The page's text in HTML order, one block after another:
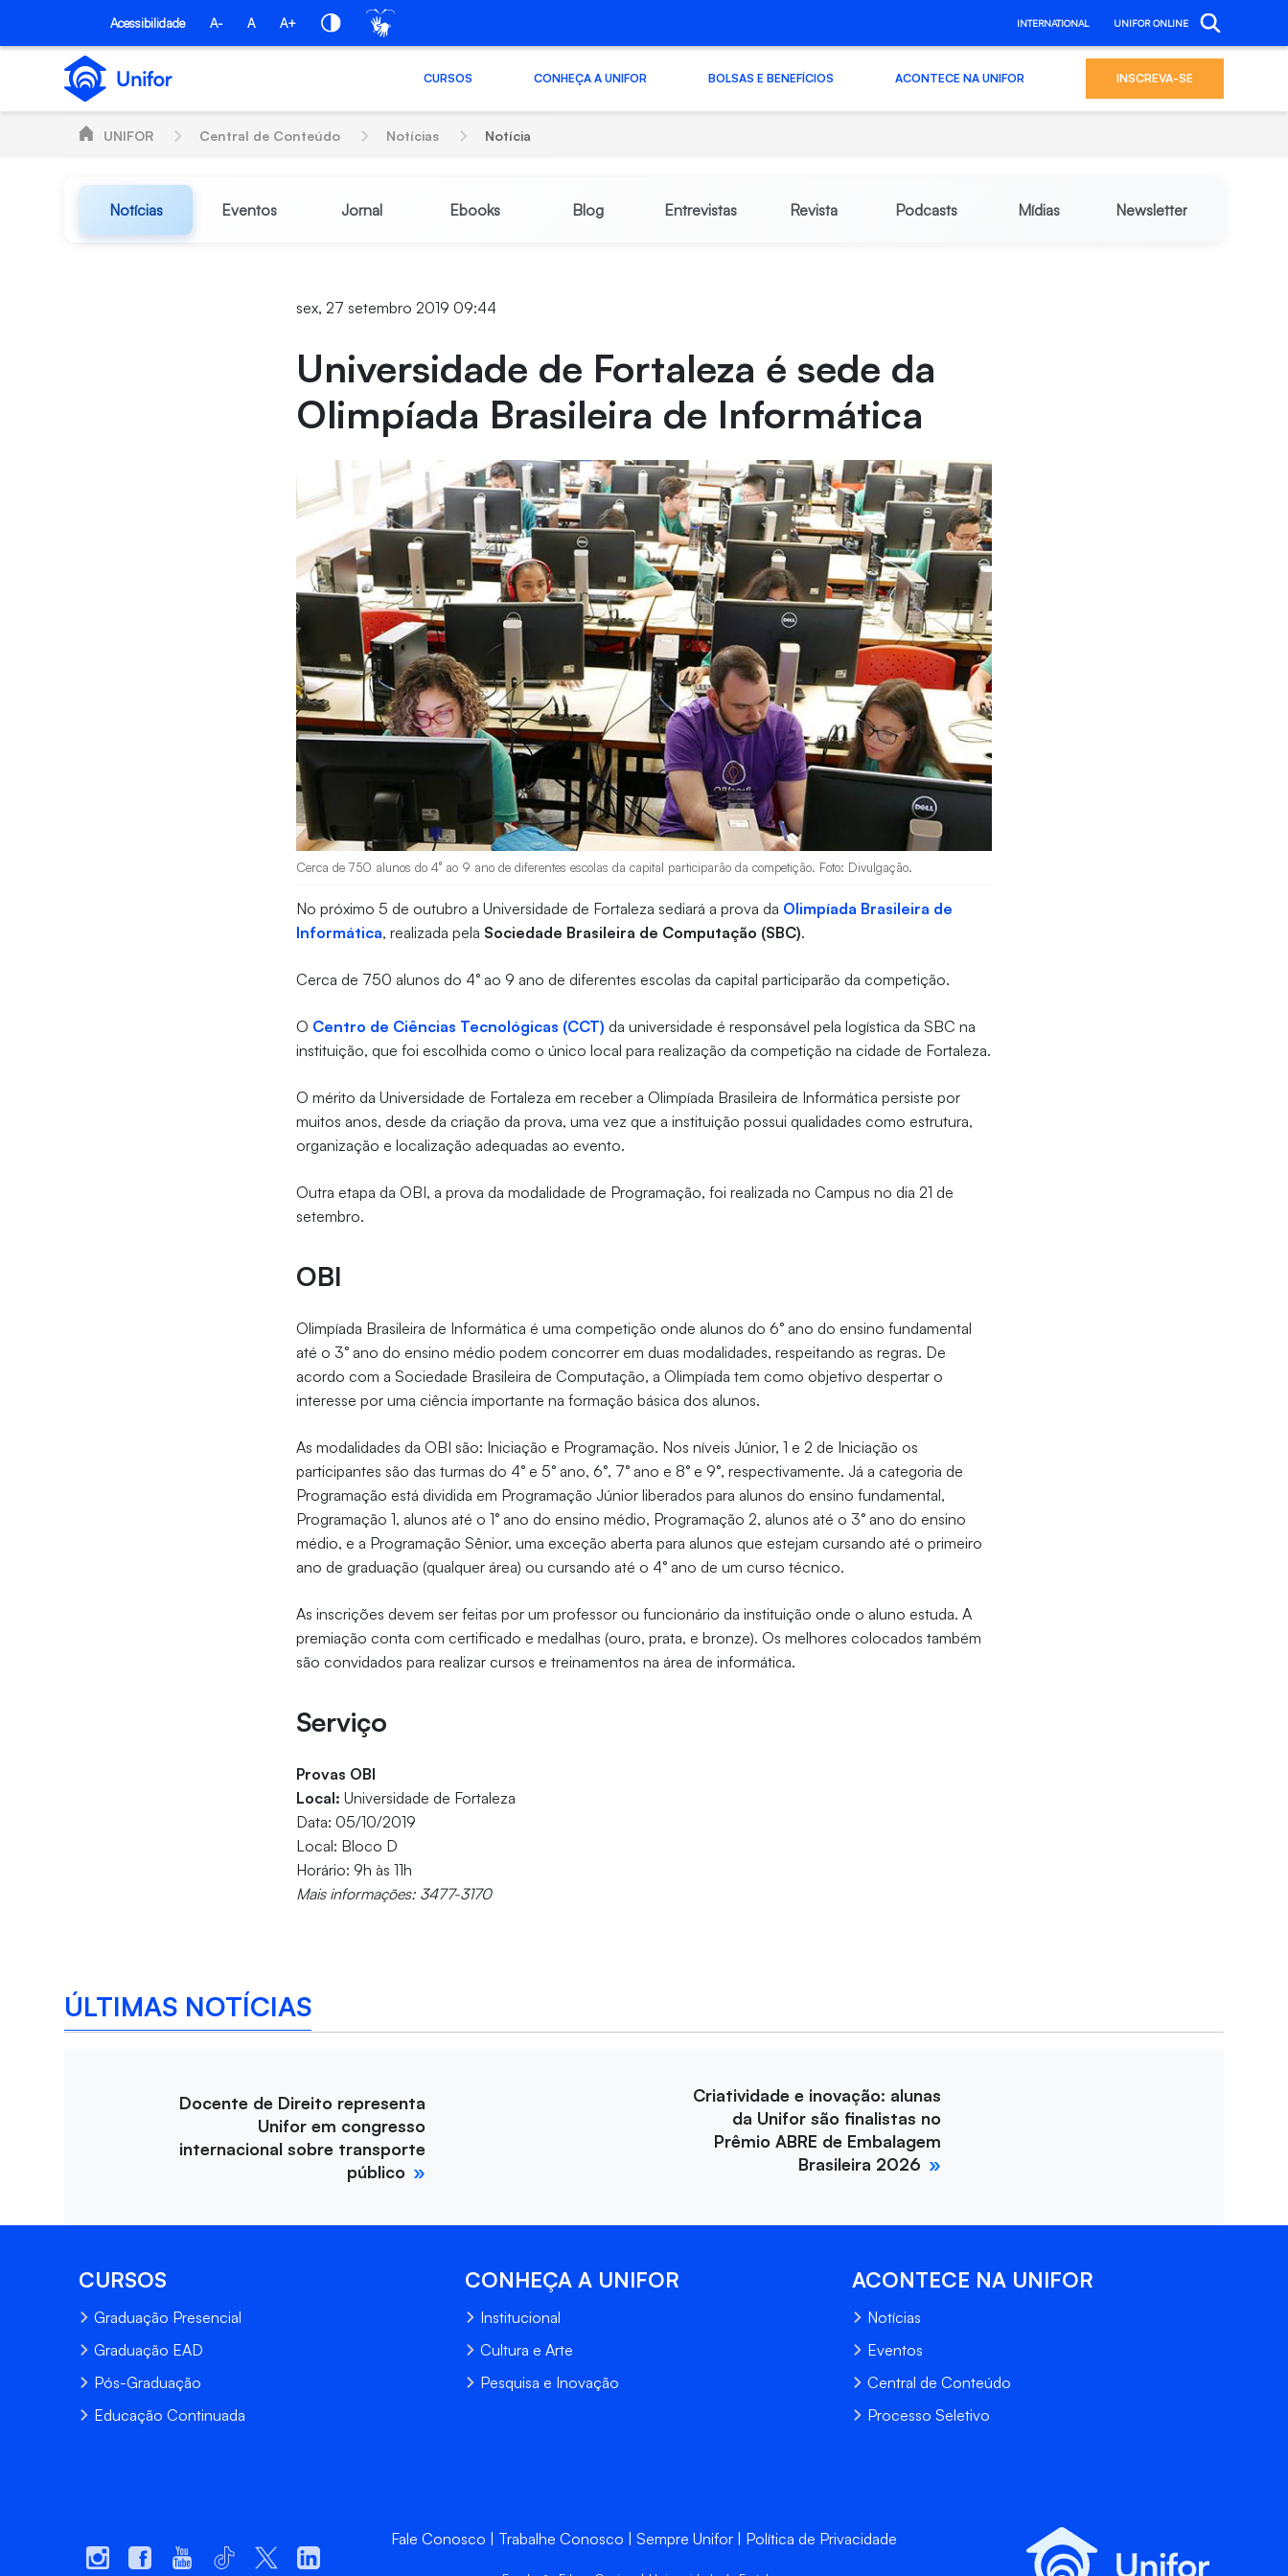
Pular para o Conteúdo principal
Acessibilidade A- A A+ INTERNATIONAL UNIFOR ONLINE
CURSOS CONHEÇA A UNIFOR BOLSAS E BENEFÍCIOS ACONTECE NA UNIFOR INSCREVA-SE
UNIFOR Central de Conteúdo Notícias Notícia
Notícias Eventos Jornal Ebooks Blog Entrevistas Revista Podcasts Mídias Newsletter
sex, 27 setembro 2019 09:44
Universidade de Fortaleza é sede da
Olimpíada Brasileira de Informática
Cerca de 750 alunos do 4° ao 9 ano de diferentes escolas da capital participarão da competição. Foto: Divulgação.
No próximo 5 de outubro a Universidade de Fortaleza sediará a prova da Olimpíada Brasileira de
Informática, realizada pela Sociedade Brasileira de Computação (SBC).
Cerca de 750 alunos do 4° ao 9 ano de diferentes escolas da capital participarão da competição.
O Centro de Ciências Tecnológicas (CCT) da universidade é responsável pela logística da SBC na
instituição, que foi escolhida como o único local para realização da competição na cidade de Fortaleza.
O mérito da Universidade de Fortaleza em receber a Olimpíada Brasileira de Informática persiste por
muitos anos, desde da criação da prova, uma vez que a instituição possui qualidades como estrutura,
organização e localização adequadas ao evento.
Outra etapa da OBI, a prova da modalidade de Programação, foi realizada no Campus no dia 21 de
setembro.
OBI
Olimpíada Brasileira de Informática é uma competição onde alunos do 6° ano do ensino fundamental
até o 3° ano do ensino médio podem concorrer em duas modalidades, respeitando as regras. De
acordo com a Sociedade Brasileira de Computação, a Olimpíada tem como objetivo despertar o
interesse por uma ciência importante na formação básica dos alunos.
As modalidades da OBI são: Iniciação e Programação. Nos níveis Júnior, 1 e 2 de Iniciação os
participantes são das turmas do 4° e 5° ano, 6°, 7° ano e 8° e 9°, respectivamente. Já a categoria de
Programação está dividida em Programação Júnior liberados para alunos do ensino fundamental,
Programação 1, alunos até o 1° ano do ensino médio, Programação 2, alunos até o 3° ano do ensino
médio, e a Programação Sênior, uma exceção aberta para alunos que estejam cursando até o primeiro
ano de graduação (qualquer área) ou cursando até o 4° ano de um curso técnico.
As inscrições devem ser feitas por um professor ou funcionário da instituição onde o aluno estuda. A
premiação conta com certificado e medalhas (ouro, prata, e bronze). Os melhores colocados também
são convidados para realizar cursos e treinamentos na área de informática.
Serviço
Provas OBI
Local: Universidade de Fortaleza
Data: 05/10/2019
Local: Bloco D
Horário: 9h às 11h
Mais informações: 3477-3170
ÚLTIMAS NOTÍCIAS
Docente de Direito representa
Unifor em congresso
internacional sobre transporte
público
Criatividade e inovação: alunas
da Unifor são finalistas no
Prêmio ABRE de Embalagem
Brasileira 2026
CURSOS
Graduação Presencial
Graduação EAD
Pós-Graduação
Educação Continuada
CONHEÇA A UNIFOR
Institucional
Cultura e Arte
Pesquisa e Inovação
ACONTECE NA UNIFOR
Notícias
Eventos
Central de Conteúdo
Processo Seletivo
Fale Conosco Trabalhe Conosco Sempre Unifor Política de Privacidade